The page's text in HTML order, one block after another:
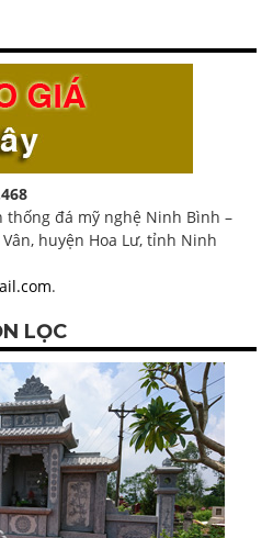
đá mỹ nghệ Ninh Bình –
huyện Hoa Lư, tỉnh Ninh
.
LỌC